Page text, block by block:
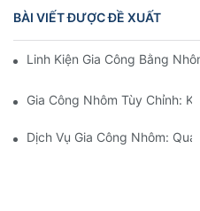
BÀI VIẾT ĐƯỢC ĐỀ XUẤT
Linh Kiện Gia Công Bằng
Gia Công Nhôm Tùy Chỉnh:
Dịch Vụ Gia Công Nhôm: